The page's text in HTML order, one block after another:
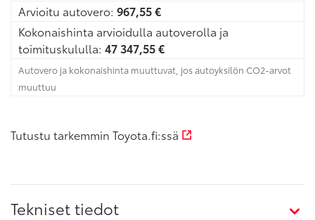
Arvioitu autovero: 967,55€
Kokonaishinta arvioidulla autoverolla ja
toimituskululla: 47 347,55€
Autovero ja kokonaishinta muuttuvat, jos autoyksilön CO2-arvot
muuttuu
Tutustu tarkemmin Toyota.fi:ssä
Tekniset tiedot